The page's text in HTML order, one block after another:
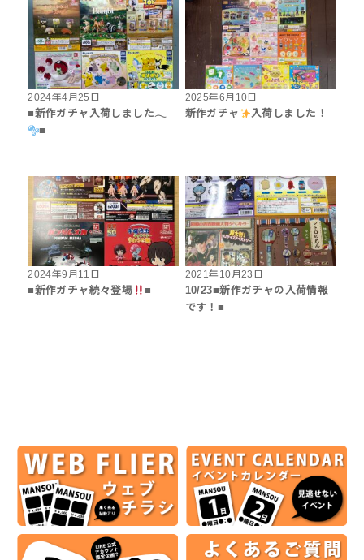
2024年4月25日
■新作ガチャ入荷しました𓂃
■
2025年6月10日
新作ガチャ
入荷しました！
2024年9月11日
■新作ガチャ続々登場
■
2021年10月23日
10/23■新作ガチャの入荷情報
です！■